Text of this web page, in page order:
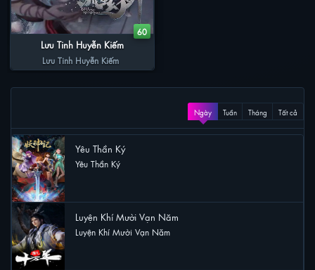
60
Lưu Tinh Huyễn Kiếm
Lưu Tinh Huyễn Kiếm
Ngày Tuần Tháng Tất cả
Yêu Thần Ký
Yêu Thần Ký
Luyện Khí Mười Vạn Năm
Luyện Khí Mười Vạn Năm